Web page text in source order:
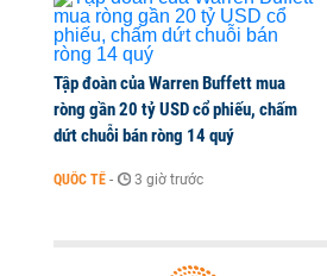
Tập đoàn của Warren Buffett mua
ròng gần 20 tỷ USD cổ phiếu, chấm
dứt chuỗi bán ròng 14 quý
QUỐC TẾ - 3 giờ trước